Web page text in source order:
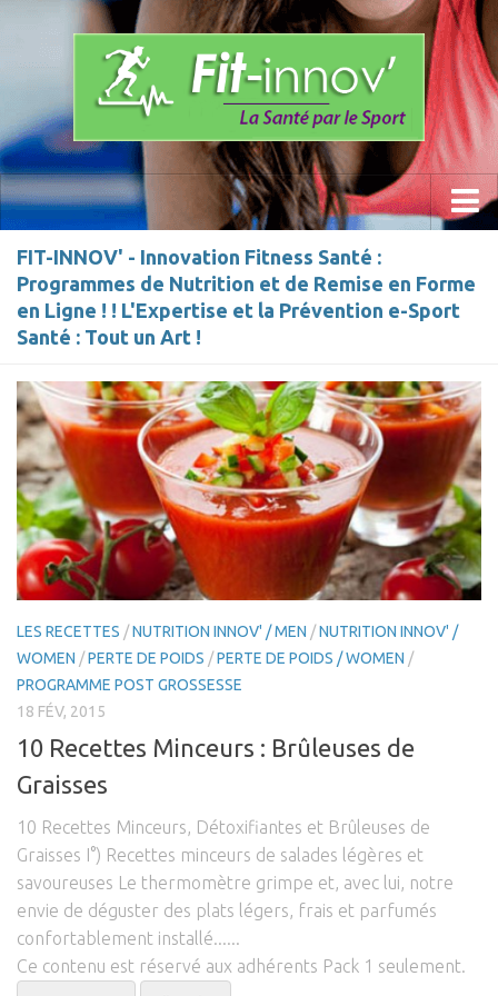
Accueil
La Méthode
Les Programmes » Fit-innov «
Prévention du mal de dos
Sports
Calisthenics Work Out
Cross-Fit
Natation
Course à pied
Vélo / Cyclisme
Fit-innov / Women
Perte de poids / Women
Remise en Forme / Women
Fit-innov’/ Men
Perte de poids / Men
Gain de masse / Men
FIT-INNOV' - Innovation Fitness Santé :
Programmes de Nutrition et de Remise en Forme
en Ligne ! ! L'Expertise et la Prévention e-Sport
Santé : Tout un Art !
LES RECETTES /NUTRITION INNOV' / MEN /NUTRITION INNOV' /
WOMEN /PERTE DE POIDS /PERTE DE POIDS / WOMEN /
PROGRAMME POST GROSSESSE
18 FÉV, 2015
10 Recettes Minceurs : Brûleuses de
Graisses
10 Recettes Minceurs, Détoxifiantes et Brûleuses de
Graisses I°) Recettes minceurs de salades légères et
savoureuses Le thermomètre grimpe et, avec lui, notre
envie de déguster des plats légers, frais et parfumés
confortablement installé......
Ce contenu est réservé aux adhérents Pack 1 seulement.